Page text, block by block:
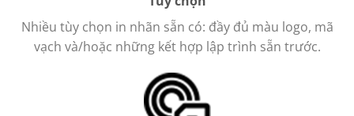
Nhiều tùy chọn in nhãn sẵn có: đầy đủ màu logo, mã
vạch và/hoặc những kết hợp lập trình sẵn trước.